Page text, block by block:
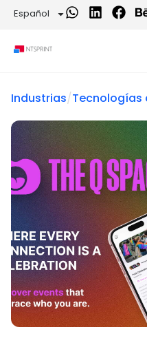
Español
Industrias/Tecnologías